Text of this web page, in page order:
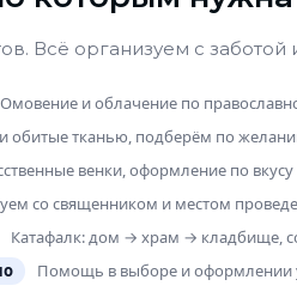
Всё организуем с
Омовение и облачение по
обитые тканью, подберём по
венки, оформление по
со священником и местом
Катафалк: дом → храм → кладбище,
Помощь в выборе и оформлении